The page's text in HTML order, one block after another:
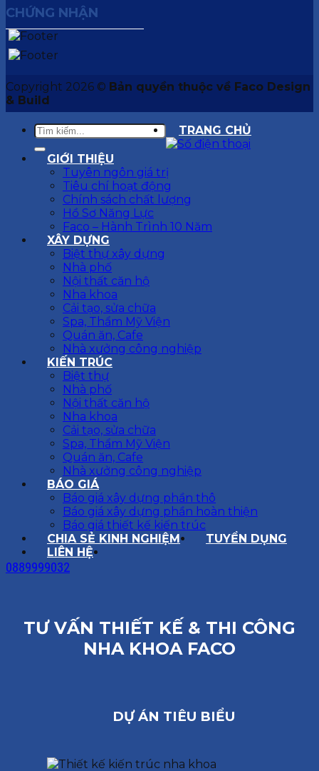
CHỨNG NHẬN
Copyright 2026 © Bản quyền thuộc về Faco Design
& Build
TRANG CHỦ
GIỚI THIỆU
Tuyên ngôn giá trị
Tiêu chí hoạt động
Chính sách chất lượng
Hồ Sơ Năng Lực
Faco – Hành Trình 10 Năm
XÂY DỰNG
Biệt thự xây dựng
Nhà phố
Nội thất căn hộ
Nha khoa
Cải tạo, sửa chữa
Spa, Thẩm Mỹ Viện
Quán ăn, Cafe
Nhà xưởng công nghiệp
KIẾN TRÚC
Biệt thự
Nhà phố
Nội thất căn hộ
Nha khoa
Cải tạo, sửa chữa
Spa, Thẩm Mỹ Viện
Quán ăn, Cafe
Nhà xưởng công nghiệp
BÁO GIÁ
Báo giá xây dựng phần thô
Báo giá xây dựng phần hoàn thiện
Báo giá thiết kế kiến trúc
CHIA SẺ KINH NGHIỆM
TUYỂN DỤNG
LIÊN HỆ
0889999032
TƯ VẤN THIẾT KẾ & THI CÔNG
NHA KHOA FACO
DỰ ÁN TIÊU BIỂU